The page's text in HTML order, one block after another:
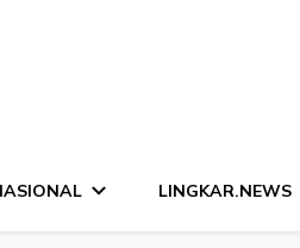
LINGKAR.NEWS